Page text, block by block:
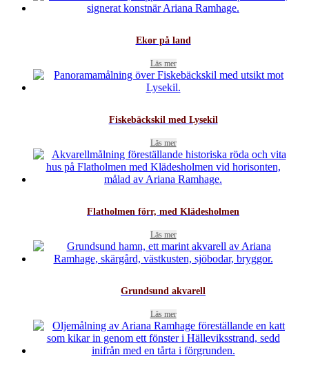
Ekor på land
Läs mer
Fiskebäckskil med Lysekil
Läs mer
Flatholmen förr, med Klädesholmen
Läs mer
Grundsund akvarell
Läs mer